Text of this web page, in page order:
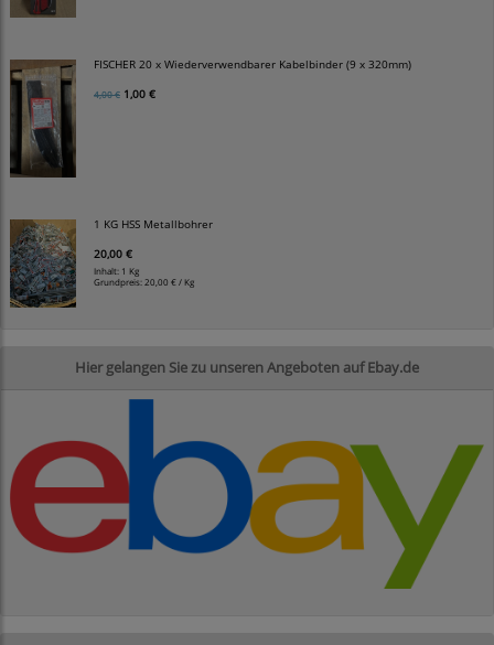
FISCHER 20 x Wiederverwendbarer Kabelbinder (9 x 320mm)
4,00 € 1,00 €
1 KG HSS Metallbohrer
20,00 €
Inhalt: 1 Kg
Grundpreis: 20,00 € / Kg
Hier gelangen Sie zu unseren Angeboten auf Ebay.de